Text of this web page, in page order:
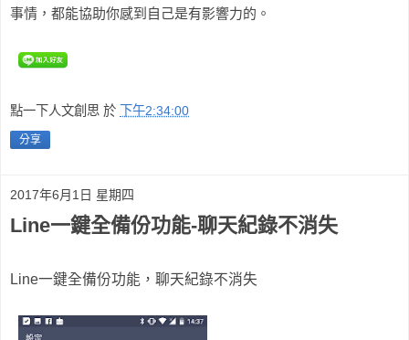
事情，都能協助你感到自己是有影響力的。
點一下人文創思 於 下午2:34:00
分享
2017年6月1日 星期四
Line一鍵全備份功能-聊天紀錄不消失
Line一鍵全備份功能，聊天紀錄不消失